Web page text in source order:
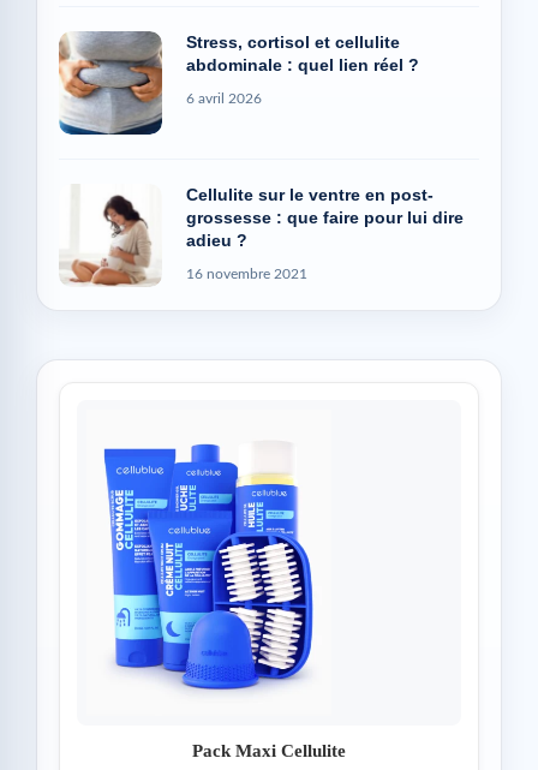
Stress, cortisol et cellulite
abdominale : quel lien réel ?
6 avril 2026
Cellulite sur le ventre en post-
grossesse : que faire pour lui dire
adieu ?
16 novembre 2021
Pack Maxi Cellulite